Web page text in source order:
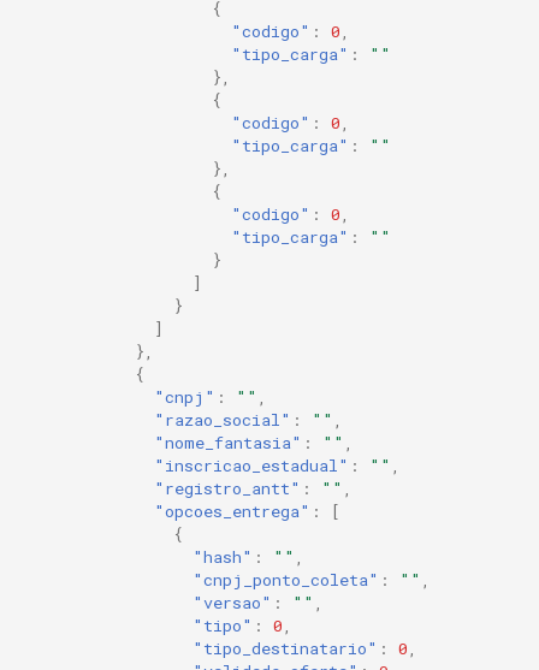
{
"codigo" : 0
"tipo_carga" :
""
},
{
"codigo" : 0
"tipo_carga" :
""
},
{
"codigo" : 0
"tipo_carga" :
""
}
]
}
]
},
{
"cnpj" : ""
"razao_social" : ""
"nome_fantasia" : ""
"inscricao_estadual" : ""
"registro_antt" : ""
"opcoes_entrega" :
[
{
"hash" : ""
"cnpj_ponto_coleta" : ""
"versao" : ""
"tipo" : 0
"tipo_destinatario" : 0